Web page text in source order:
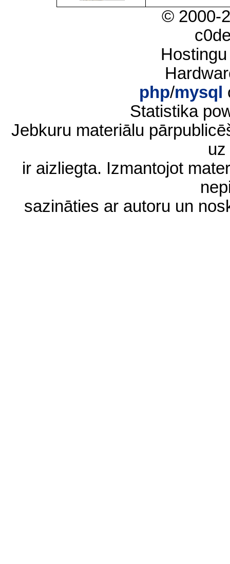
© 2000-
php/mysql
Statistika
Jebkuru materiālu
ir aizliegta. Izmantojot
sazināties ar autoru un